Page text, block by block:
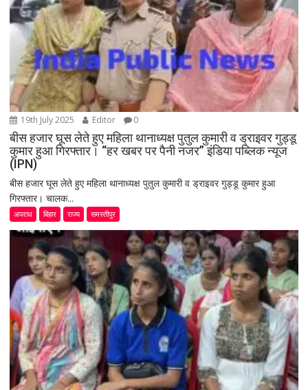
19th July 2025 Editor 0
बीस हजार घूस लेते हुए महिला थानाध्यक्ष पुतुल कुमारी व ड्राइवर गुड्डू
कुमार हुआ गिरफ्तार। “हर खबर पर पैनी नजर” इंडिया पब्लिक न्यूज
(IPN)
बीस हजार घूस लेते हुए महिला थानाध्यक्ष पुतुल कुमारी व ड्राइवर गुड्डू कुमार हुआ
गिरफ्तार। चालक...
अपराध बिहार राज्य समस्तीपुर